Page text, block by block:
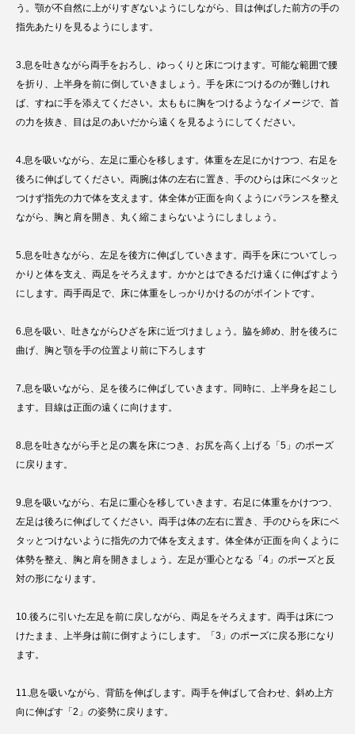
う。顎が不自然に上がりすぎないようにしながら、目は伸ばした前方の手の
指先あたりを見るようにします。
3.息を吐きながら両手をおろし、ゆっくりと床につけます。可能な範囲で腰
を折り、上半身を前に倒していきましょう。手を床につけるのが難しけれ
ば、すねに手を添えてください。太ももに胸をつけるようなイメージで、首
の力を抜き、目は足のあいだから遠くを見るようにしてください。
4.息を吸いながら、左足に重心を移します。体重を左足にかけつつ、右足を
後ろに伸ばしてください。両腕は体の左右に置き、手のひらは床にベタッと
つけず指先の力で体を支えます。体全体が正面を向くようにバランスを整え
ながら、胸と肩を開き、丸く縮こまらないようにしましょう。
5.息を吐きながら、左足を後方に伸ばしていきます。両手を床についてしっ
かりと体を支え、両足をそろえます。かかとはできるだけ遠くに伸ばすよう
にします。両手両足で、床に体重をしっかりかけるのがポイントです。
6.息を吸い、吐きながらひざを床に近づけましょう。脇を締め、肘を後ろに
曲げ、胸と顎を手の位置より前に下ろします
7.息を吸いながら、足を後ろに伸ばしていきます。同時に、上半身を起こし
ます。目線は正面の遠くに向けます。
8.息を吐きながら手と足の裏を床につき、お尻を高く上げる「5」のポーズ
に戻ります。
9.息を吸いながら、右足に重心を移していきます。右足に体重をかけつつ、
左足は後ろに伸ばしてください。両手は体の左右に置き、手のひらを床にベ
タッとつけないように指先の力で体を支えます。体全体が正面を向くように
体勢を整え、胸と肩を開きましょう。左足が重心となる「4」のポーズと反
対の形になります。
10.後ろに引いた左足を前に戻しながら、両足をそろえます。両手は床につ
けたまま、上半身は前に倒すようにします。「3」のポーズに戻る形になり
ます。
11.息を吸いながら、背筋を伸ばします。両手を伸ばして合わせ、斜め上方
向に伸ばす「2」の姿勢に戻ります。